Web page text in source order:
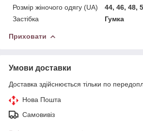
Розмір жіночого одягу (UA)
44, 46, 48,
Застібка
Гумка
Приховати
Умови доставки
Доставка здійснюється тільки по
Нова Пошта
Самовивіз